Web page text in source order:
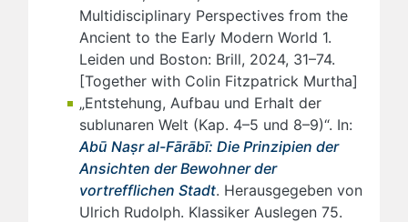
Multidisciplinary Perspectives from the
Ancient to the Early Modern World 1.
Leiden und Boston: Brill, 2024, 31–74.
[Together with Colin Fitzpatrick Murtha]
„Entstehung, Aufbau und Erhalt der
sublunaren Welt (Kap. 4–5 und 8–9)“. In:
Abū Naṣr al-Fārābī: Die Prinzipien der
Ansichten der Bewohner der
vortrefflichen Stadt. Herausgegeben von
Ulrich Rudolph. Klassiker Auslegen 75.